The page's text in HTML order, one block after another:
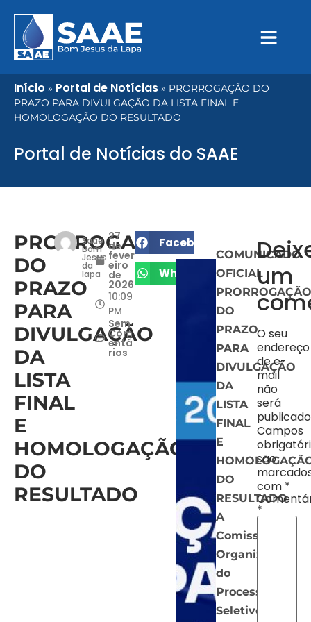
Início » Portal de Notícias » PRORROGAÇÃO DO
PRAZO PARA DIVULGAÇÃO DA LISTA FINAL E
HOMOLOGAÇÃO DO RESULTADO
Portal de Notícias do SAAE
PRORROGAÇÃO
DO
PRAZO
PARA
DIVULGAÇÃO
DA
LISTA
FINAL
E
HOMOLOGAÇÃO
DO
RESULTADO
Saae
Bom
Jesus
da
lapa
27
de
fever
eiro
de
2026
10:09
PM
Sem
Com
entá
rios
Facebook
WhatsApp
COMUNICADO
OFICIAL
DO
PRAZO
PARA
DIVULGAÇÃO
DA
LISTA
FINAL
E
DO
RESULTADO
A
Comissão
Organizadora
do
Processo
Seletivo
um
O seu
endereço
de e-
mail
não
será
Campos
são
com *
*